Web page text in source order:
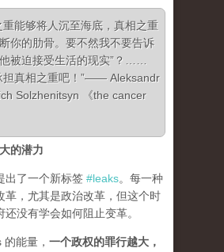
重能够将人沉至海底，真相之重
你的肋骨。要不然我不要告诉
被迫接受生活的现实”？……
担真相之重吧！”—— Aleksandr
Solzhenitsyn 《the cancer
的潜力
出了一个新标签 #leaks。每一种
革，尤其是政治改革，但这个时
没有学会如何阻止变革。
能量， 一个政权的罪行越大，